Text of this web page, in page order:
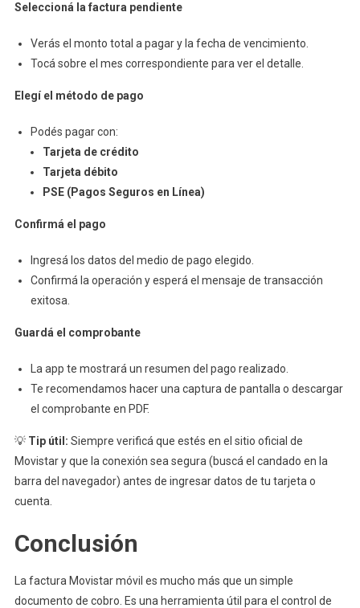
Seleccioná la factura pendiente
Verás el monto total a pagar y la fecha de vencimiento.
Tocá sobre el mes correspondiente para ver el detalle.
Elegí el método de pago
Podés pagar con:
Tarjeta de crédito
Tarjeta débito
PSE (Pagos Seguros en Línea)
Confirmá el pago
Ingresá los datos del medio de pago elegido.
Confirmá la operación y esperá el mensaje de transacción
exitosa.
Guardá el comprobante
La app te mostrará un resumen del pago realizado.
Te recomendamos hacer una captura de pantalla o descargar
el comprobante en PDF.
💡 Tip útil: Siempre verificá que estés en el sitio oficial de
Movistar y que la conexión sea segura (buscá el candado en la
barra del navegador) antes de ingresar datos de tu tarjeta o
cuenta.
Conclusión
La factura Movistar móvil es mucho más que un simple
documento de cobro. Es una herramienta útil para el control de